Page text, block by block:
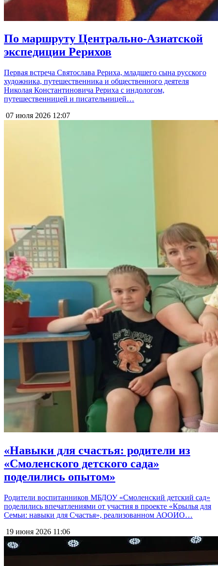
По маршруту Центрально-Азиатской
экспедиции Рерихов
Первая встреча Святослава Рериха, младшего сына русского
художника, путешественника и общественного деятеля
Николая Константиновича Рериха с индологом,
путешественницей и писательницей…
07 июля 2026 12:07
«Навыки для счастья: родители из
«Смоленского детского сада»
поделились опытом»
Родители воспитанников МБДОУ «Смоленский детский сад»
поделились впечатлениями от участия в проекте «Крылья для
Семьи: навыки для Счастья», реализованном АООИО…
19 июня 2026 11:06